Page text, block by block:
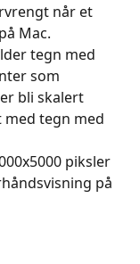
når et
Mac.
tegn med
som
bli skalert
tegn med
piksler
på